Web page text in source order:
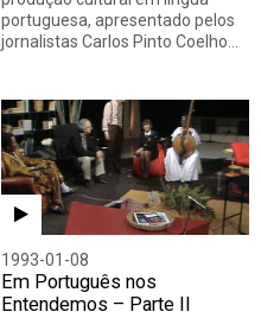
portuguesa, apresentado pelos
jornalistas Carlos Pinto Coelho…
1993-01-08
Em Português nos
Entendemos – Parte II